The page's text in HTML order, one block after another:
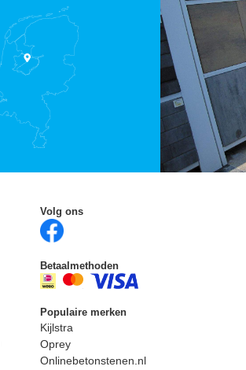
Volg ons
Betaalmethoden
Populaire merken
Kijlstra
Oprey
Onlinebetonstenen.nl